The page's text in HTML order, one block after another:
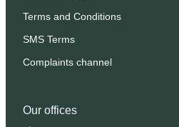
Terms and Conditions
SMS Terms
Complaints channel
Our offices